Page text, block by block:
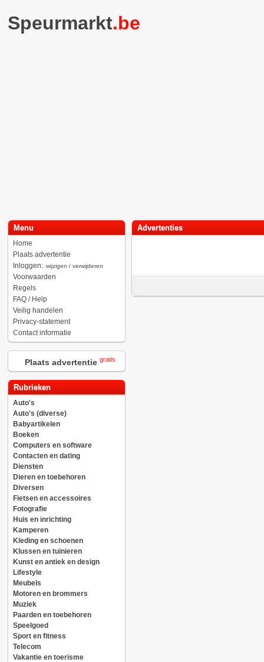
Speurmarkt.be
Menu
Home
Plaats advertentie
Inloggen: wijzigen / verwijderen
Voorwaarden
Regels
FAQ / Help
Veilig handelen
Privacy-statement
Contact informatie
Plaats advertentie gratis
Rubrieken
Auto's
Auto's (diverse)
Babyartikelen
Boeken
Computers en software
Contacten en dating
Diensten
Dieren en toebehoren
Diversen
Fietsen en accessoires
Fotografie
Huis en inrichting
Kamperen
Kleding en schoenen
Klussen en tuinieren
Kunst en antiek en design
Lifestyle
Meubels
Motoren en brommers
Muziek
Paarden en toebehoren
Speelgoed
Sport en fitness
Telecom
Vakantie en toerisme
Advertenties